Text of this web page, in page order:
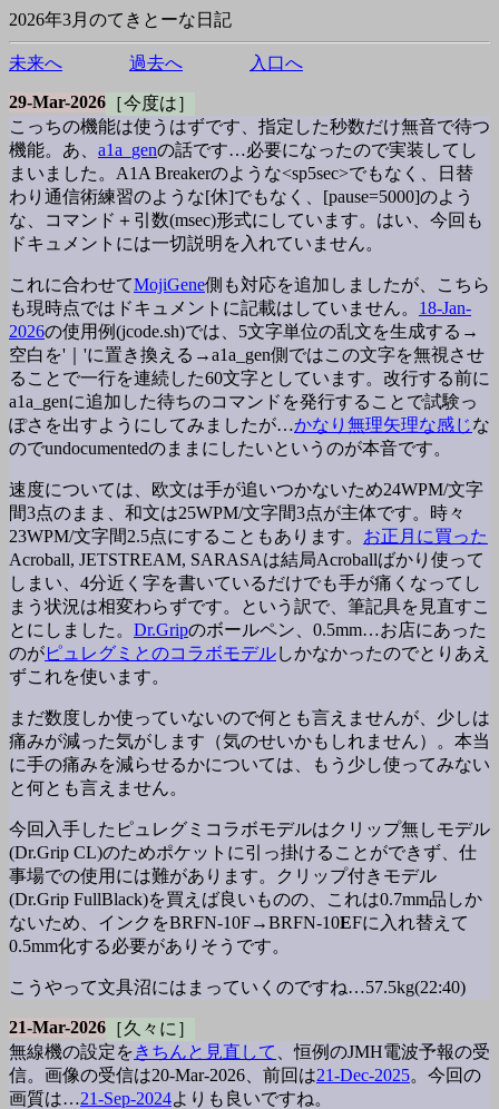
2026年3月のてきとーな日記
未来へ 過去へ 入口へ
29-Mar-2026 ［今度は］
こっちの機能は使うはずです、指定した秒数だけ無音で待つ
機能。あ、 a1a_genの話です…必要になったので実装してし
まいました。A1A Breakerのような<sp5sec>でもなく、日替
わり通信術練習のような[休]でもなく、[pause=5000]のよう
な、コマンド＋引数(msec)形式にしています。はい、今回も
ドキュメントには一切説明を入れていません。
これに合わせてMojiGene側も対応を追加しましたが、こちら
も現時点ではドキュメントに記載はしていません。 18-Jan-
2026の使用例(jcode.sh)では、5文字単位の乱文を生成する→
空白を'｜'に置き換える→a1a_gen側ではこの文字を無視させ
ることで一行を連続した60文字としています。改行する前に
a1a_genに追加した待ちのコマンドを発行することで試験っ
ぽさを出すようにしてみましたが…かなり無理矢理な感じな
のでundocumentedのままにしたいというのが本音です。
速度については、欧文は手が追いつかないため24WPM/文字
間3点のまま、和文は25WPM/文字間3点が主体です。時々
23WPM/文字間2.5点にすることもあります。 お正月に買った
Acroball, JETSTREAM, SARASAは結局Acroballばかり使って
しまい、4分近く字を書いているだけでも手が痛くなってし
まう状況は相変わらずです。という訳で、筆記具を見直すこ
とにしました。 Dr.Gripのボールペン、0.5mm…お店にあった
のがピュレグミとのコラボモデルしかなかったのでとりあえ
ずこれを使います。
まだ数度しか使っていないので何とも言えませんが、少しは
痛みが減った気がします（気のせいかもしれません）。本当
に手の痛みを減らせるかについては、もう少し使ってみない
と何とも言えません。
今回入手したピュレグミコラボモデルはクリップ無しモデル
(Dr.Grip CL)のためポケットに引っ掛けることができず、仕
事場での使用には難があります。クリップ付きモデル
(Dr.Grip FullBlack)を買えば良いものの、これは0.7mm品しか
ないため、インクをBRFN-10F→BRFN-10EFに入れ替えて
0.5mm化する必要がありそうです。
こうやって文具沼にはまっていくのですね…57.5kg(22:40)
21-Mar-2026 ［久々に］
無線機の設定をきちんと見直して
、恒例のJMH電波予報の受
信。画像の受信は20-Mar-2026、前回は21-Dec-2025。今回の
画質は…21-Sep-2024よりも良いですね。